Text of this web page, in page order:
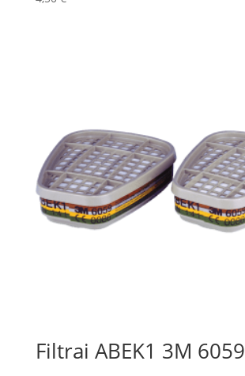
Filtrai ABEK1 3M 6059